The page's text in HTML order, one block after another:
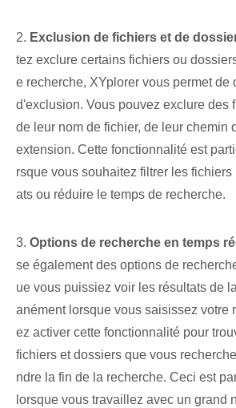
2. Exclusion de fichiers et de
tez exclure certains fichiers ou
e recherche, XYplorer vous permet de
d'exclusion. Vous pouvez exclure des
de leur nom de fichier, de leur chemin
extension. Cette fonctionnalité est
rsque vous souhaitez filtrer les
ats ou réduire le temps de recherche.
3. Options de recherche en temps
se également⁤ des options de
ue vous puissiez voir les résultats de
anément lorsque vous saisissez votre
ez activer cette fonctionnalité pour
fichiers et dossiers que vous
ndre la fin de la recherche. Ceci est
lorsque vous travaillez avec un grand